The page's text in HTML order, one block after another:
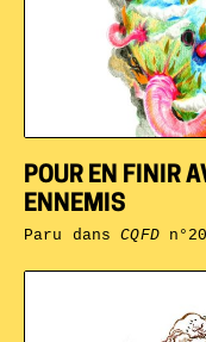
POUR EN FINIR
ENNEMIS
Paru dansCQFD